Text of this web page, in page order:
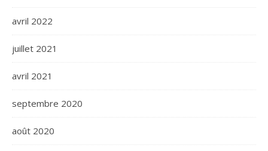
avril 2022
juillet 2021
avril 2021
septembre 2020
août 2020